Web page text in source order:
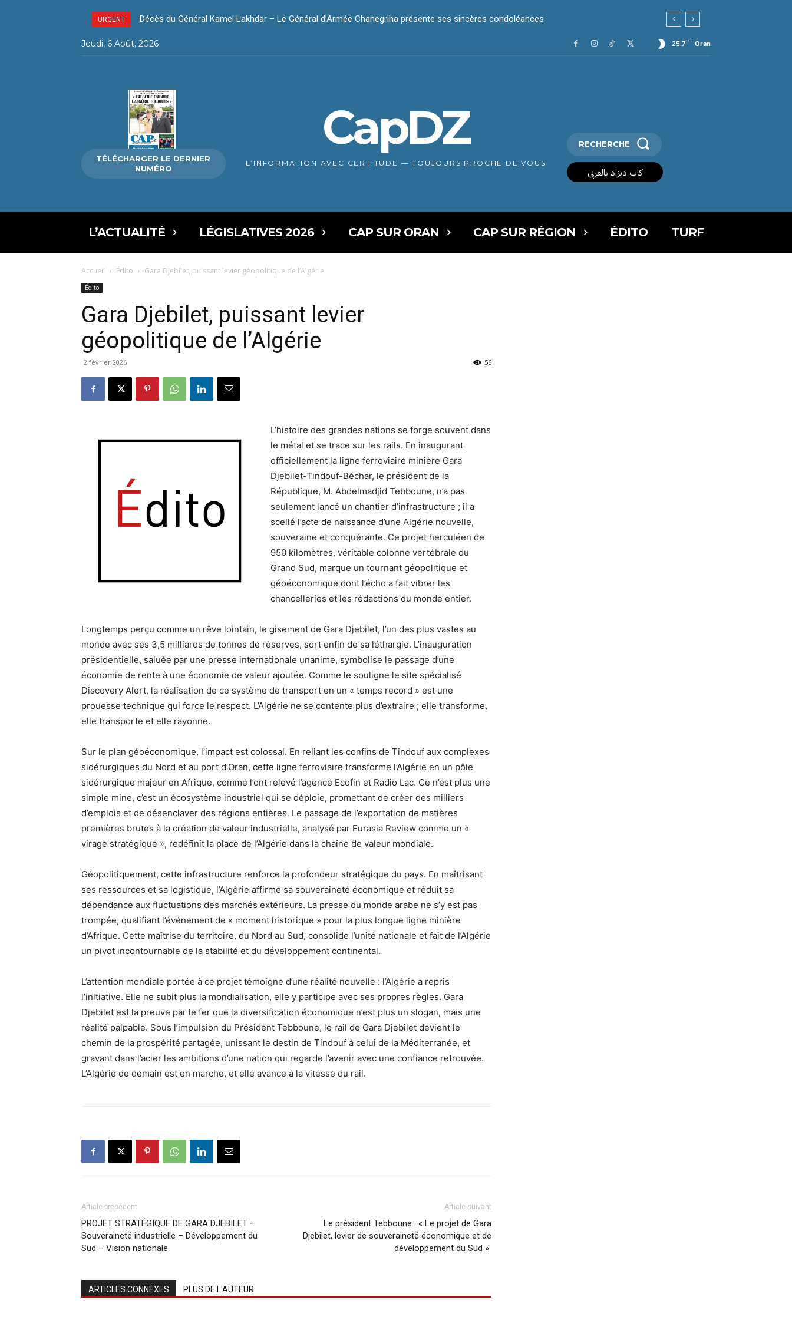
URGENT Décès du Général Kamel Lakhdar – Le Général d’Armée Chanegriha présente ses sincères condoléances
Décès du Général Kamel Lakhdar – Le président Tebboune présente ses condoléances
Jeudi, 6 Août, 2026 25.7 C Oran
TÉLÉCHARGER LE DERNIER
NUMÉRO
CapDZ
L’INFORMATION AVEC CERTITUDE — TOUJOURS PROCHE DE VOUS
RECHERCHE
كاب ديزاد بالعربي
L’ACTUALITÉ LÉGISLATIVES 2026 CAP SUR ORAN CAP SUR RÉGION ÉDITO TURF
Accueil Édito Gara Djebilet, puissant levier géopolitique de l’Algérie
Édito
Gara Djebilet, puissant levier
géopolitique de l’Algérie
2 février 2026 56
L’histoire des grandes nations se forge souvent dans
le métal et se trace sur les rails. En inaugurant
officiellement la ligne ferroviaire minière Gara
Djebilet-Tindouf-Béchar, le président de la
République, M. Abdelmadjid Tebboune, n’a pas
seulement lancé un chantier d’infrastructure ; il a
scellé l’acte de naissance d’une Algérie nouvelle,
souveraine et conquérante. Ce projet herculéen de
950 kilomètres, véritable colonne vertébrale du
Grand Sud, marque un tournant géopolitique et
géoéconomique dont l’écho a fait vibrer les
chancelleries et les rédactions du monde entier.
Longtemps perçu comme un rêve lointain, le gisement de Gara Djebilet, l’un des plus vastes au
monde avec ses 3,5 milliards de tonnes de réserves, sort enfin de sa léthargie. L’inauguration
présidentielle, saluée par une presse internationale unanime, symbolise le passage d’une
économie de rente à une économie de valeur ajoutée. Comme le souligne le site spécialisé
Discovery Alert, la réalisation de ce système de transport en un « temps record » est une
prouesse technique qui force le respect. L’Algérie ne se contente plus d’extraire ; elle transforme,
elle transporte et elle rayonne.
Sur le plan géoéconomique, l’impact est colossal. En reliant les confins de Tindouf aux complexes
sidérurgiques du Nord et au port d’Oran, cette ligne ferroviaire transforme l’Algérie en un pôle
sidérurgique majeur en Afrique, comme l’ont relevé l’agence Ecofin et Radio Lac. Ce n’est plus une
simple mine, c’est un écosystème industriel qui se déploie, promettant de créer des milliers
d’emplois et de désenclaver des régions entières. Le passage de l’exportation de matières
premières brutes à la création de valeur industrielle, analysé par Eurasia Review comme un «
virage stratégique », redéfinit la place de l’Algérie dans la chaîne de valeur mondiale.
Géopolitiquement, cette infrastructure renforce la profondeur stratégique du pays. En maîtrisant
ses ressources et sa logistique, l’Algérie affirme sa souveraineté économique et réduit sa
dépendance aux fluctuations des marchés extérieurs. La presse du monde arabe ne s’y est pas
trompée, qualifiant l’événement de « moment historique » pour la plus longue ligne minière
d’Afrique. Cette maîtrise du territoire, du Nord au Sud, consolide l’unité nationale et fait de l’Algérie
un pivot incontournable de la stabilité et du développement continental.
L’attention mondiale portée à ce projet témoigne d’une réalité nouvelle : l’Algérie a repris
l’initiative. Elle ne subit plus la mondialisation, elle y participe avec ses propres règles. Gara
Djebilet est la preuve par le fer que la diversification économique n’est plus un slogan, mais une
réalité palpable. Sous l’impulsion du Président Tebboune, le rail de Gara Djebilet devient le
chemin de la prospérité partagée, unissant le destin de Tindouf à celui de la Méditerranée, et
gravant dans l’acier les ambitions d’une nation qui regarde l’avenir avec une confiance retrouvée.
L’Algérie de demain est en marche, et elle avance à la vitesse du rail.
Article précédent
PROJET STRATÉGIQUE DE GARA DJEBILET –
Souveraineté industrielle – Développement du
Sud – Vision nationale
Article suivant
Le président Tebboune : « Le projet de Gara
Djebilet, levier de souveraineté économique et de
développement du Sud »
ARTICLES CONNEXES PLUS DE L'AUTEUR